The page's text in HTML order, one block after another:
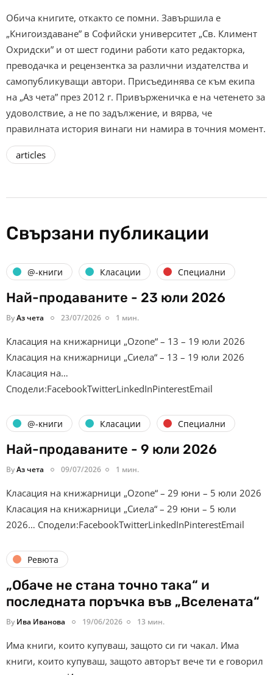
Обича книгите, откакто се помни. Завършила е
„Книгоиздаване” в Софийски университет „Св. Климент
Охридски” и от шест години работи като редакторка,
преводачка и рецензентка за различни издателства и
самопубликуващи автори. Присъединява се към екипа
на „Аз чета” през 2012 г. Привърженичка е на четенето за
удоволствие, а не по задължение, и вярва, че
правилната история винаги ни намира в точния момент.
articles
Свързани публикации
@-книги Класации Специални
Най-продаваните - 23 юли 2026
ByАз чета 23/07/2026 1 мин.
Класация на книжарници „Ozone“ – 13 – 19 юли 2026
Класация на книжарници „Сиела“ – 13 – 19 юли 2026
Класация на…
Сподели:FacebookTwitterLinkedInPinterestEmail
@-книги Класации Специални
Най-продаваните - 9 юли 2026
ByАз чета 09/07/2026 1 мин.
Класация на книжарници „Ozone“ – 29 юни – 5 юли 2026
Класация на книжарници „Сиела“ – 29 юни – 5 юли
2026… Сподели:FacebookTwitterLinkedInPinterestEmail
Ревюта
„Обаче не стана точно така“ и
последната поръчка във „Вселената“
By Ива Иванова 19/06/2026 13 мин.
Има книги, които купуваш, защото си ги чакал. Има
книги, които купуваш, защото авторът вече ти е говорил